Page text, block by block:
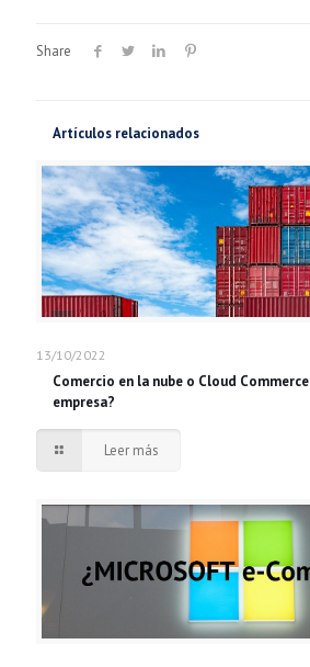
Share
Artículos relacionados
13/10/2022
Comercio en la nube o Cloud
empresa?
Leer más